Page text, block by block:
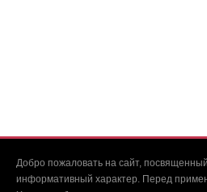
Добро пожаловать на сайт,
информативный характер. Перед